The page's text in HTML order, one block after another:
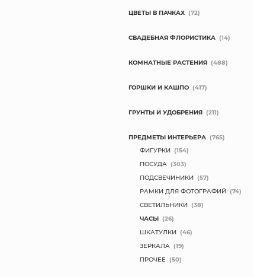
ЦВЕТЫ В ПАЧКАХ (72)
СВАДЕБНАЯ ФЛОРИСТИКА (14)
КОМНАТНЫЕ РАСТЕНИЯ (488)
ГОРШКИ И КАШПО (417)
ГРУНТЫ И УДОБРЕНИЯ (211)
ПРЕДМЕТЫ ИНТЕРЬЕРА (765)
ФИГУРКИ (154)
ПОСУДА (303)
ПОДСВЕЧИНИКИ (57)
РАМКИ ДЛЯ ФОТОГРАФИЙ (74)
СВЕТИЛЬНИКИ (38)
ЧАСЫ (26)
ШКАТУЛКИ (46)
ЗЕРКАЛА (19)
ПРОЧЕЕ (50)